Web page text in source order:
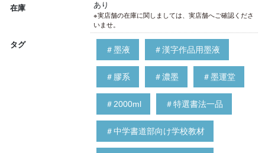
在庫 あり
※実店舗の在庫に関しましては、実店舗へご確認くださ
いませ。
タグ
＃墨液 ＃漢字作品用墨液
＃膠系 ＃濃墨 ＃墨運堂
＃2000ml ＃特選書法一品
＃中学書道部向け学校教材